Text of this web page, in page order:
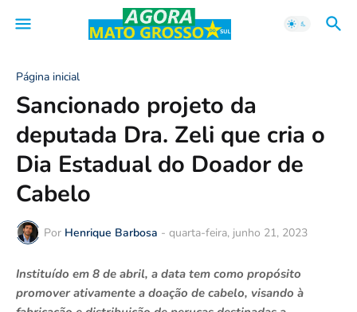
Página inicial
Sancionado projeto da
deputada Dra. Zeli que cria o
Dia Estadual do Doador de
Cabelo
Por Henrique Barbosa - quarta-feira, junho 21, 2023
Instituído em 8 de abril, a data tem como propósito
promover ativamente a doação de cabelo, visando à